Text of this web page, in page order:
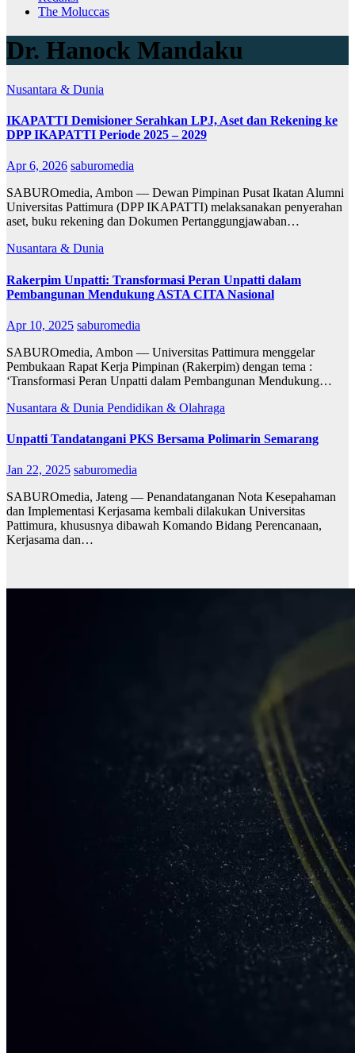
The Moluccas
Dr. Hanock Mandaku
Nusantara & Dunia
IKAPATTI Demisioner Serahkan LPJ, Aset dan Rekening ke
DPP IKAPATTI Periode 2025 – 2029
Apr 6, 2026 saburomedia
SABUROmedia, Ambon — Dewan Pimpinan Pusat Ikatan Alumni
Universitas Pattimura (DPP IKAPATTI) melaksanakan penyerahan
aset, buku rekening dan Dokumen Pertanggungjawaban…
Nusantara & Dunia
Rakerpim Unpatti: Transformasi Peran Unpatti dalam
Pembangunan Mendukung ASTA CITA Nasional
Apr 10, 2025 saburomedia
SABUROmedia, Ambon — Universitas Pattimura menggelar
Pembukaan Rapat Kerja Pimpinan (Rakerpim) dengan tema :
‘Transformasi Peran Unpatti dalam Pembangunan Mendukung…
Nusantara & Dunia Pendidikan & Olahraga
Unpatti Tandatangani PKS Bersama Polimarin Semarang
Jan 22, 2025 saburomedia
SABUROmedia, Jateng — Penandatanganan Nota Kesepahaman
dan Implementasi Kerjasama kembali dilakukan Universitas
Pattimura, khususnya dibawah Komando Bidang Perencanaan,
Kerjasama dan…